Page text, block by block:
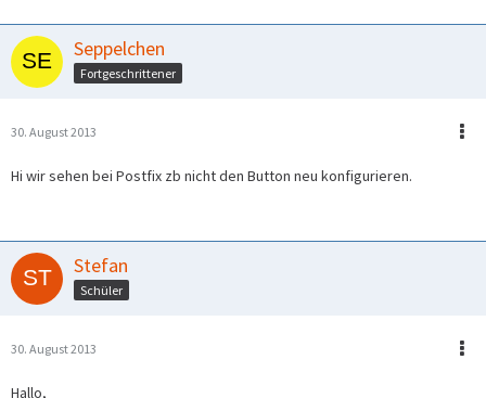
Seppelchen
Fortgeschrittener
30. August 2013
Hi wir sehen bei Postfix zb nicht den Button neu konfigurieren.
Stefan
Schüler
30. August 2013
Hallo,